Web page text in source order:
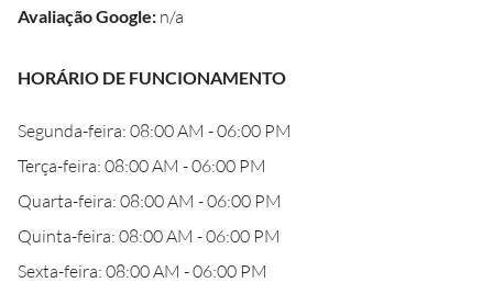
Avaliação Google: n/a
HORÁRIO DE FUNCIONAMENTO
Segunda-feira: 08:00 AM - 06:00 PM
Terça-feira: 08:00 AM - 06:00 PM
Quarta-feira: 08:00 AM - 06:00 PM
Quinta-feira: 08:00 AM - 06:00 PM
Sexta-feira: 08:00 AM - 06:00 PM